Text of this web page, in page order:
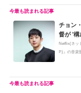
チョン
督が ’
Netflix(ネッ
P.)』の音楽